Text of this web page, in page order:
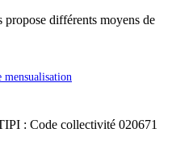
différents moyens de
mensualisation
: Code collectivité 020671